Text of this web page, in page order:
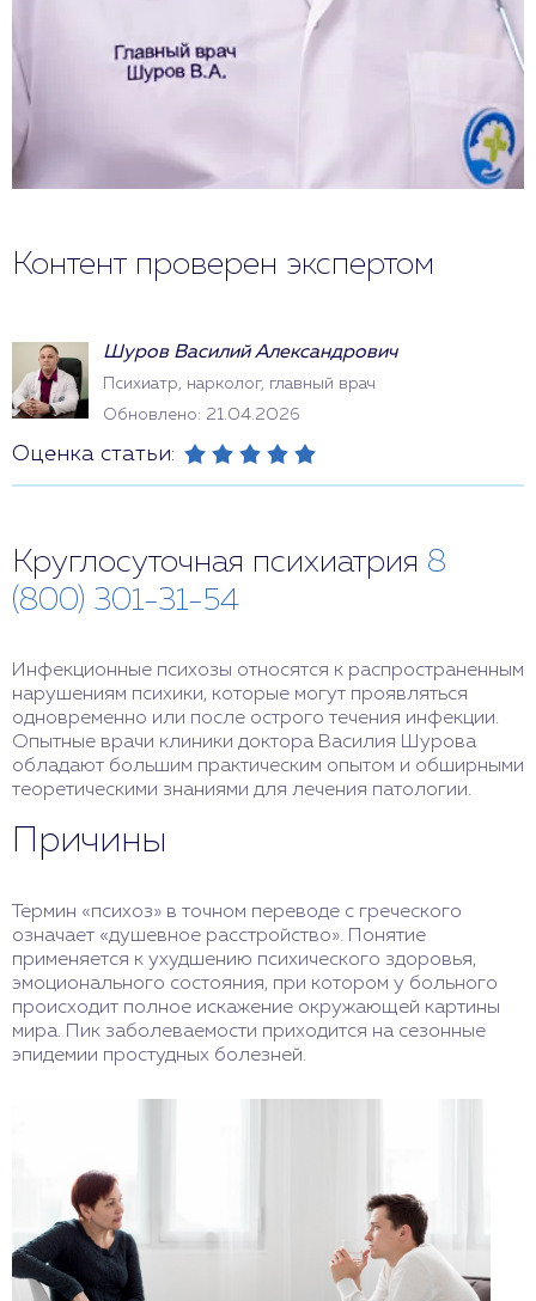
Контент проверен экспертом
Шуров Василий Александрович
Психиатр, нарколог, главный врач
Обновлено: 21.04.2026
Оценка статьи:
Круглосуточная психиатрия 8
(800) 301-31-54
Инфекционные психозы относятся к распространенным
нарушениям психики, которые могут проявляться
одновременно или после острого течения инфекции.
Опытные врачи клиники доктора Василия Шурова
обладают большим практическим опытом и обширными
теоретическими знаниями для лечения патологии.
Причины
Термин «психоз» в точном переводе с греческого
означает «душевное расстройство». Понятие
применяется к ухудшению психического здоровья,
эмоционального состояния, при котором у больного
происходит полное искажение окружающей картины
мира. Пик заболеваемости приходится на сезонные
эпидемии простудных болезней.